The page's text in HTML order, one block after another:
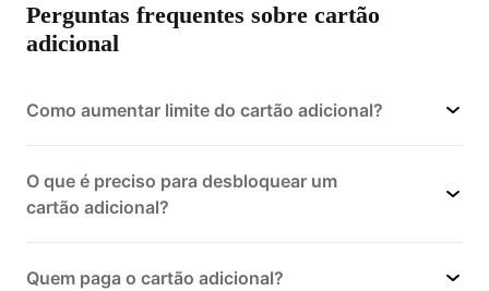
Perguntas frequentes sobre cartão
adicional
Como aumentar limite do cartão adicional?
O que é preciso para desbloquear um
cartão adicional?
Quem paga o cartão adicional?